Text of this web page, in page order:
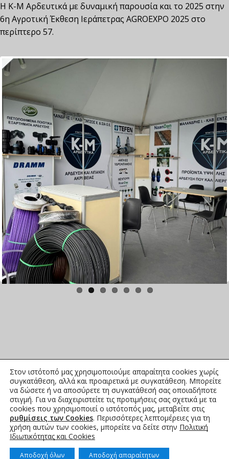
Η Κ-Μ Αρδευτικά με δυναμική παρουσία και το 2025 στην
6η Αγροτική Έκθεση Ιεράπετρας AGROEXPO 2025 στο
περίπτερο 57.
Στον ιστότοπό μας χρησιμοποιούμε απαραίτητα cookies χωρίς
συγκατάθεση, αλλά και προαιρετικά με συγκατάθεση. Μπορείτε
να δώσετε ή να αποσύρετε τη συγκατάθεσή σας οποιαδήποτε
στιγμή. Για να διαχειριστείτε τις προτιμήσεις σας σχετικά με τα
cookies που χρησιμοποιεί ο ιστότοπός μας, μεταβείτε στις
ρυθμίσεις των Cookies. Περισσότερες λεπτομέρειες για τη
χρήση αυτών των cookies, μπορείτε να δείτε στην Πολιτική
Ιδιωτικότητας και Cookies
Αποδοχή όλων Αποδοχή απαραίτητων